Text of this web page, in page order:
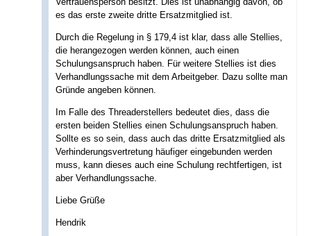
es das erste zweite dritte Ersatzmitglied ist.
Durch die Regelung in § 179,4 ist klar, dass alle Stellies,
die herangezogen werden können, auch einen
Schulungsanspruch haben. Für weitere Stellies ist dies
Verhandlungssache mit dem Arbeitgeber. Dazu sollte man
Gründe angeben können.
Im Falle des Threaderstellers bedeutet dies, dass die
ersten beiden Stellies einen Schulungsanspruch haben.
Sollte es so sein, dass auch das dritte Ersatzmitglied als
Verhinderungsvertretung häufiger eingebunden werden
muss, kann dieses auch eine Schulung rechtfertigen, ist
aber Verhandlungssache.
Liebe Grüße
Hendrik